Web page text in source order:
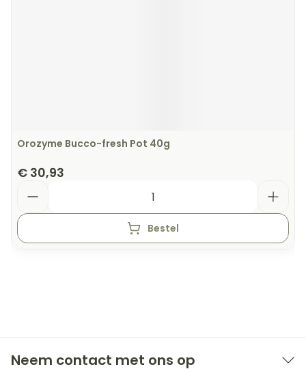
Orozyme Bucco-fresh Pot 40g
€ 30,93
Bestel
Neem contact met ons op